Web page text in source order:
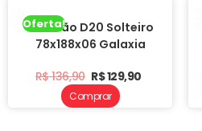
Oferta!
Colchão D20 Solteiro
78x188x06 Galaxia
R$136,90 R$129,90
Comprar